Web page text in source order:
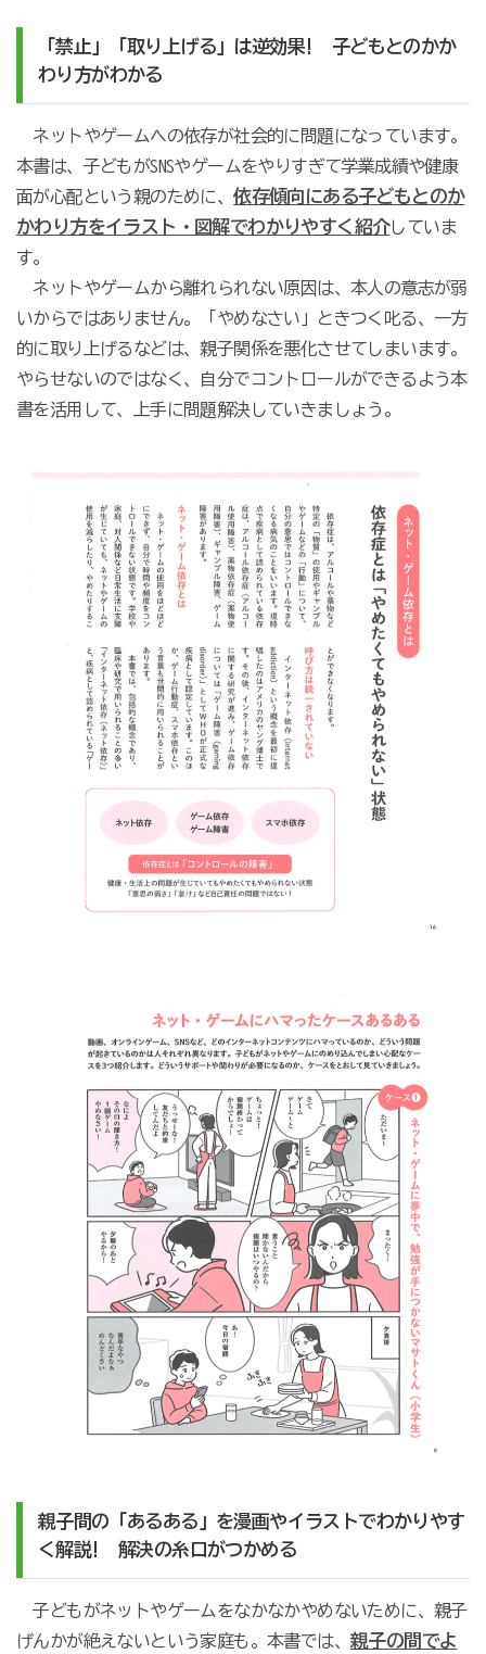
「禁止」「取り上げる」は逆効果! 子どもとのかか
わり方がわかる
ネットやゲームへの依存が社会的に問題になっています。
本書は、子どもがSNSやゲームをやりすぎて学業成績や健康
面が心配という親のために、依存傾向にある子どもとのか
かわり方をイラスト・図解でわかりやすく紹介していま
す。
ネットやゲームから離れられない原因は、本人の意志が弱
いからではありません。「やめなさい」ときつく叱る、一方
的に取り上げるなどは、親子関係を悪化させてしまいます。
やらせないのではなく、自分でコントロールができるよう本
書を活用して、上手に問題解決していきましょう。
親子間の「あるある」を漫画やイラストでわかりやす
く解説! 解決の糸口がつかめる
子どもがネットやゲームをなかなかやめないために、親子
げんかが絶えないという家庭も。本書では、 親子の間でよ